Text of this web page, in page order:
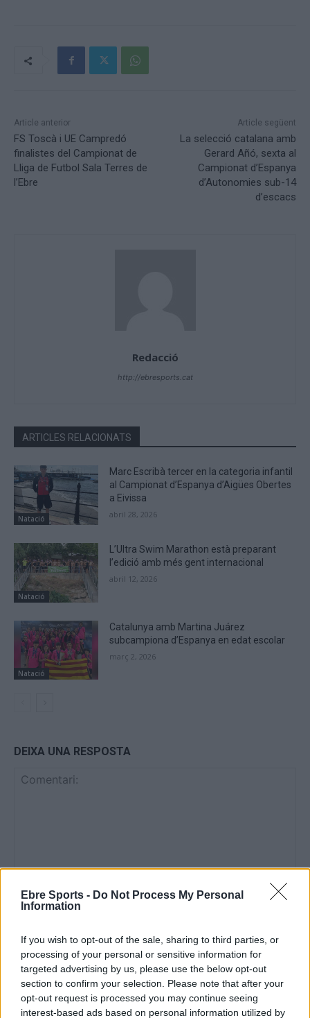
Ebre Sports - Do Not Process My Personal
Information
If you wish to opt-out of the sale, sharing to third parties, or
processing of your personal or sensitive information for
targeted advertising by us, please use the below opt-out
section to confirm your selection. Please note that after your
opt-out request is processed you may continue seeing
interest-based ads based on personal information utilized by
Article anterior
FS Toscà i UE Campredó
finalistes del Campionat de
Lliga de Futbol Sala Terres de
l’Ebre
Article següent
La selecció catalana amb
Gerard Añó, sexta al
Campionat d’Espanya
d’Autonomies sub-14
d’escacs
Redacció
http://ebresports.cat
ARTICLES RELACIONATS
Natació
Marc Escribà tercer en la categoria infantil
al Campionat d’Espanya d’Aigües Obertes
a Eivissa
abril 28, 2026
Natació
L’Ultra Swim Marathon està preparant
l’edició amb més gent internacional
abril 12, 2026
Natació
Catalunya amb Martina Juárez
subcampiona d’Espanya en edat escolar
març 2, 2026
DEIXA UNA RESPOSTA
Comentari: